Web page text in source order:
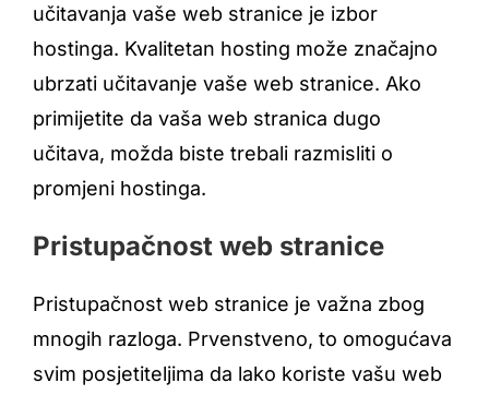
učitavanja vaše web stranice je izbor
hostinga. Kvalitetan hosting može značajno
ubrzati učitavanje vaše web stranice. Ako
primijetite da vaša web stranica dugo
učitava, možda biste trebali razmisliti o
promjeni hostinga.
Pristupačnost web stranice
Pristupačnost web stranice je važna zbog
mnogih razloga. Prvenstveno, to omogućava
svim posjetiteljima da lako koriste vašu web